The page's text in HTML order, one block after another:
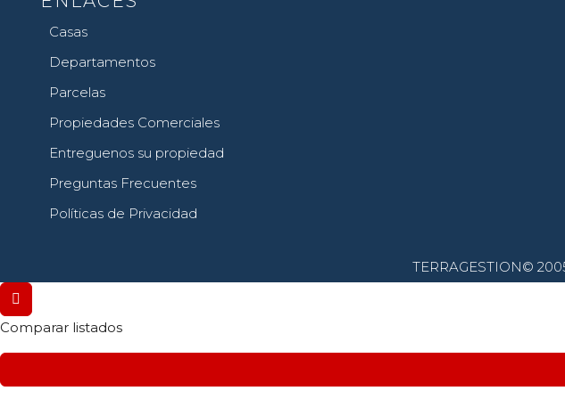
Casas
Departamentos
Parcelas
Propiedades Comerciales
Entreguenos su propiedad
Preguntas Frecuentes
Políticas de Privacidad
TERRAGESTION©
Comparar listados